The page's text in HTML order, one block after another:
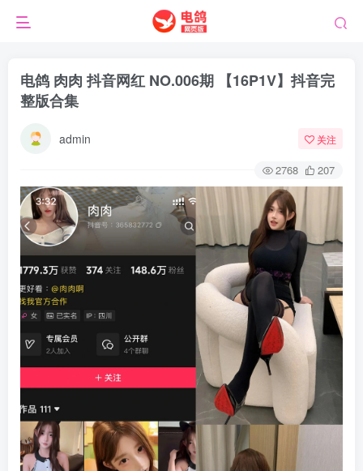
电鸽 肉肉 抖音网红 NO.006期 【16P1V】抖音完
整版合集
admin 关注
2768 207